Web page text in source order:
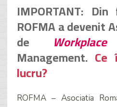
IMPORTANT:
ROFMA a devenit
de
Management. Ce
lucru?
ROFMA – Asociatia